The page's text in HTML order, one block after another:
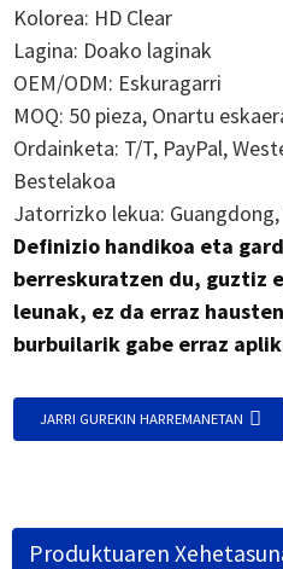
Kolorea: HD Clear
Lagina: Doako laginak
OEM/ODM: Eskuragarri
MOQ: 50 pieza, Onartu
Ordainketa: T/T, PayPal,
Bestelakoa
Jatorrizko lekua: Guangdong,
Definizio handikoa eta
berreskuratzen du, guztiz
leunak, ez da erraz
burbuilarik gabe erraz
JARRI GUREKIN HARREMANETAN
Produktuaren